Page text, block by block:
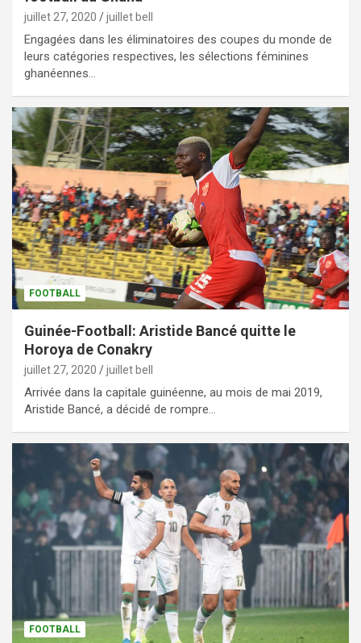
juillet 27, 2020 juillet bell
Engagées dans les éliminatoires des coupes du monde de
leurs catégories respectives, les sélections féminines
ghanéennes…
FOOTBALL
Guinée-Football: Aristide Bancé quitte le
Horoya de Conakry
juillet 27, 2020 juillet bell
Arrivée dans la capitale guinéenne, au mois de mai 2019,
Aristide Bancé, a décidé de rompre…
FOOTBALL